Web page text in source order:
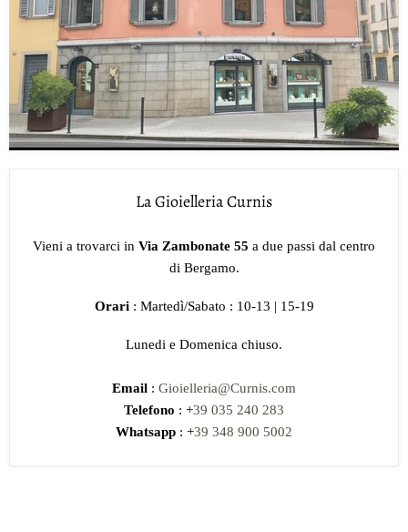
La Gioielleria Curnis
Vieni a trovarci in Via Zambonate 55 a due passi dal centro
di Bergamo.
Orari : Martedì/Sabato : 10-13 | 15-19
Lunedi e Domenica chiuso.
Email : Gioielleria@Curnis.com
Telefono : +39 035 240 283
Whatsapp : +39 348 900 5002